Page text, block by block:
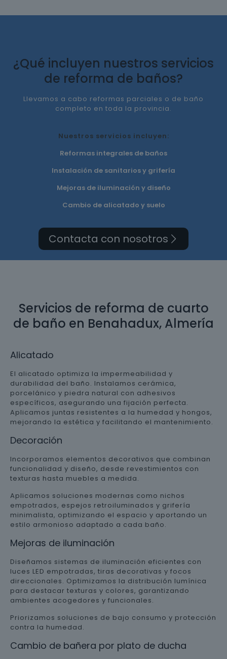
¿Qué incluyen nuestros servicios
de reforma de baños?
Llevamos a cabo reformas parciales o de baño
completo en toda la provincia.
Nuestros servicios incluyen:
Reformas integrales de baños
Instalación de sanitarios y grifería
Mejoras de iluminación y diseño
Cambio de alicatado y suelo
Contacta con nosotros
Servicios de reforma de cuarto
de baño en Benahadux, Almería
Alicatado
El alicatado optimiza la impermeabilidad y
durabilidad del baño. Instalamos cerámica,
porcelánico y piedra natural con adhesivos
específicos, asegurando una fijación perfecta.
Aplicamos juntas resistentes a la humedad y hongos,
mejorando la estética y facilitando el mantenimiento.
Decoración
Incorporamos elementos decorativos que combinan
funcionalidad y diseño, desde revestimientos con
texturas hasta muebles a medida.
Aplicamos soluciones modernas como nichos
empotrados, espejos retroiluminados y grifería
minimalista, optimizando el espacio y aportando un
estilo armonioso adaptado a cada baño.
Mejoras de iluminación
Diseñamos sistemas de iluminación eficientes con
luces LED empotradas, tiras decorativas y focos
direccionales. Optimizamos la distribución lumínica
para destacar texturas y colores, garantizando
ambientes acogedores y funcionales.
Priorizamos soluciones de bajo consumo y protección
contra la humedad.
Cambio de bañera por plato de ducha